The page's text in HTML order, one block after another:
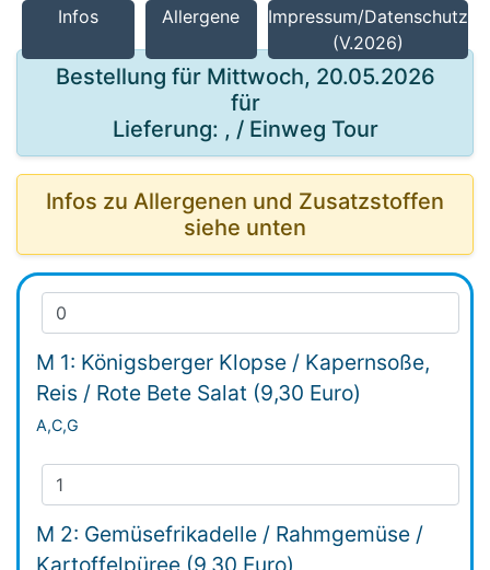
Infos Allergene
Impressum/Datenschutz
(V.2026)
Bestellung für Mittwoch, 20.05.2026
für
Lieferung: , / Einweg Tour
Infos zu Allergenen und Zusatzstoffen
siehe unten
M 1: Königsberger Klopse / Kapernsoße,
Reis / Rote Bete Salat (9,30 Euro)
A,C,G
M 2: Gemüsefrikadelle / Rahmgemüse /
Kartoffelpüree (9,30 Euro)